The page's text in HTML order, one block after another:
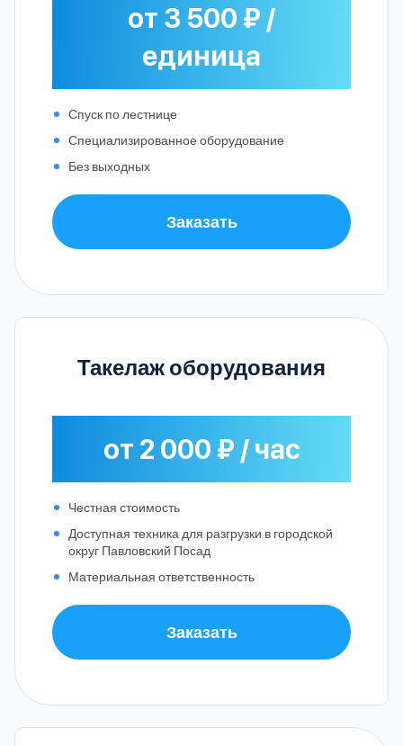
от 3 500 ₽ /
единица
Спуск по лестнице
Специализированное оборудование
Без выходных
Заказать
Такелаж оборудования
от 2 000 ₽ / час
Честная стоимость
Доступная техника для разгрузки в городской
округ Павловский Посад
Материальная ответственность
Заказать